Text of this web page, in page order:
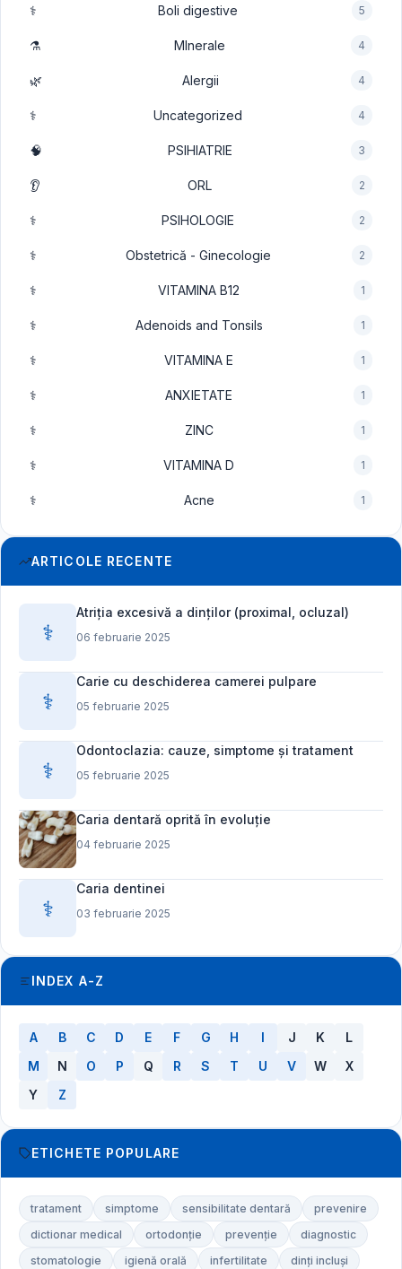
⚕️ Boli digestive 5
⚗️ MInerale 4
🌿 Alergii 4
⚕️ Uncategorized 4
🧠 PSIHIATRIE 3
👂 ORL 2
⚕️ PSIHOLOGIE 2
⚕️ Obstetrică - Ginecologie 2
⚕️ VITAMINA B12 1
⚕️ Adenoids and Tonsils 1
⚕️ VITAMINA E 1
⚕️ ANXIETATE 1
⚕️ ZINC 1
⚕️ VITAMINA D 1
⚕️ Acne 1
ARTICOLE RECENTE
⚕️
Atriția excesivă a dinților (proximal, ocluzal)
06 februarie 2025
⚕️
Carie cu deschiderea camerei pulpare
05 februarie 2025
⚕️
Odontoclazia: cauze, simptome și tratament
05 februarie 2025
Caria dentară oprită în evoluție
04 februarie 2025
⚕️
Caria dentinei
03 februarie 2025
INDEX A-Z
A B C D E F G H I J K
L
M
N O P Q R S T U V W
X
Y
Z
ETICHETE POPULARE
tratament simptome sensibilitate dentară
prevenire
dictionar medical
ortodonție prevenție
diagnostic
stomatologie
igienă orală infertilitate
dinți incluși